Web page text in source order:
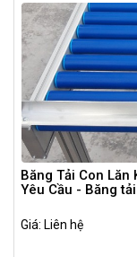
Băng Tải Con Lăn
Yêu Cầu - Băng
Giá: Liên hệ